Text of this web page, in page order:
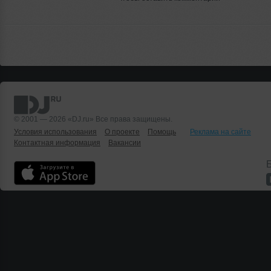
© 2001 — 2026 «DJ.ru» Все права защищены.
Условия использования
О проекте Помощь
Реклама на сайте
Контактная информация
Вакансии